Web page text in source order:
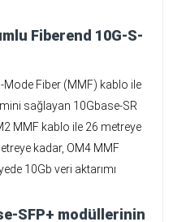
Fiberend 10G-S-
Fiber (MMF) kablo ile
sağlayan 10Gbase-SR
MMF kablo ile 26 metreye
kadar, OM4 MMF
10Gb veri aktarımı
SFP+ modüllerinin